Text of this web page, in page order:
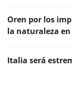
Oren por los
la naturaleza
Italia será